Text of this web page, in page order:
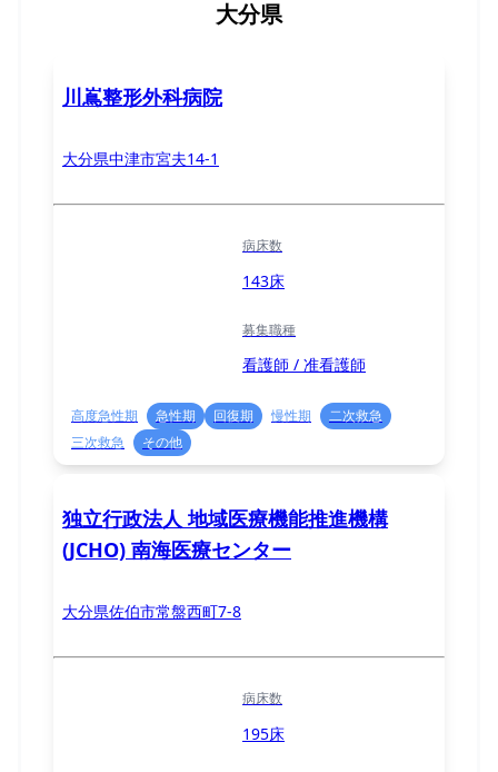
大分県
川嶌整形外科病院
大分県中津市宮夫14-1
病床数
143床
募集職種
看護師 / 准看護師
高度急性期 急性期 回復期 慢性期
二次救急
三次救急
その他
独立行政法人 地域医療機能推進機構
(JCHO) 南海医療センター
大分県佐伯市常盤西町7-8
病床数
195床